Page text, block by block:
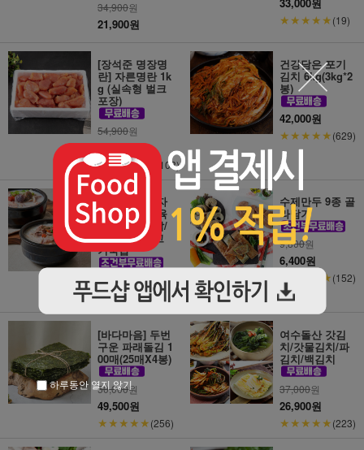
34,900원
21,900원 ★★★★★(19)
[장석준 명장명
란] 자른명란 1k
g (실속형 벌크
포장)
54,900원
48,900원
★★★★★ (1103)
건강담은 포기
김치 6kg(3kg*2
봉)
42,000원
★★★★★(629)
[용인맛집 경자
국밥]깔끔한 육
수의 돼지국밥/
순대국밥/살고
기국밥
7,900원
★★★★★(876)
수제만두 9종 골
라담기
9,800원
6,400원
★★★★★(152)
[바다마음] 두번
구운 파래돌김 1
00매(25매X4봉)
50,000원
49,500원
★★★★★(256)
여수돌산 갓김
치/갓물김치/파
김치/백김치
37,000원
26,900원
★★★★★(223)
하루동안 열지 않기